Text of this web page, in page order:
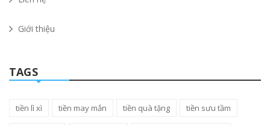
Giới thiệu
TAGS
tiền lì xì tiền may mắn tiền quà tặng tiền sưu tầm